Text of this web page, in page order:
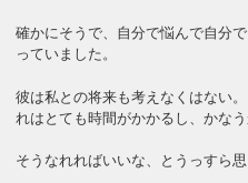
確かにそうで、自分で悩んで自分
っていました。
彼は私との将来も考えなくはない
れはとても時間がかかるし、かな
そうなれればいいな、とうっすら